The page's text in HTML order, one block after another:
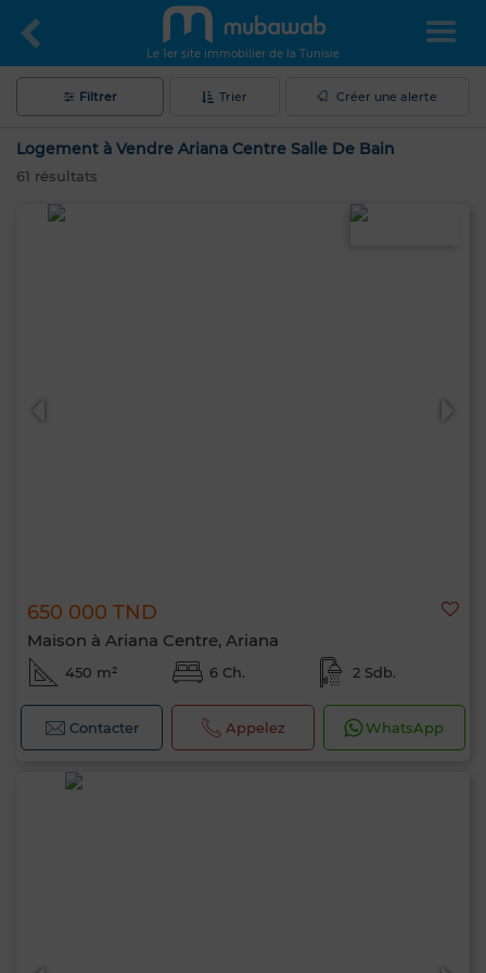
Le 1er site immobilier de la Tunisie
Filtrer Trier Créer une alerte
Logement à Vendre Ariana Centre Salle De Bain
61 résultats
650 000 TND
Maison à Ariana Centre, Ariana
450 m² 6 Ch. 2 Sdb.
Contacter Appelez WhatsApp